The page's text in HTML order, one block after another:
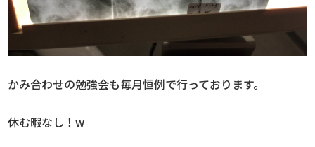
かみ合わせの勉強会も毎月恒例で行っております。
休む暇なし！w